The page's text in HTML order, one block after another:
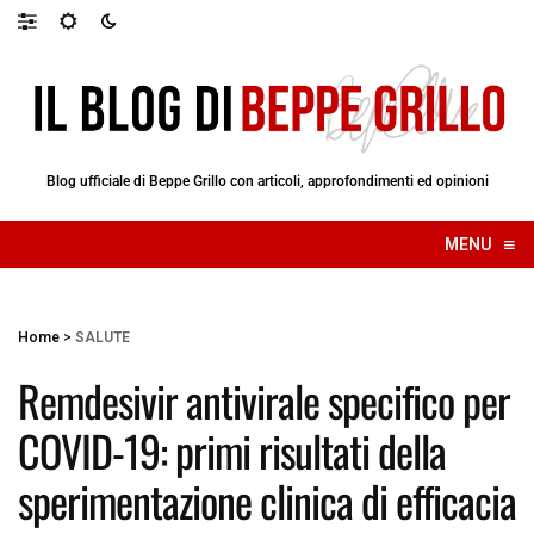
Blog ufficiale di Beppe Grillo con articoli, approfondimenti ed opinioni
MENU ≡
☰
Home > SALUTE
Remdesivir antivirale specifico per
COVID-19: primi risultati della
sperimentazione clinica di efficacia